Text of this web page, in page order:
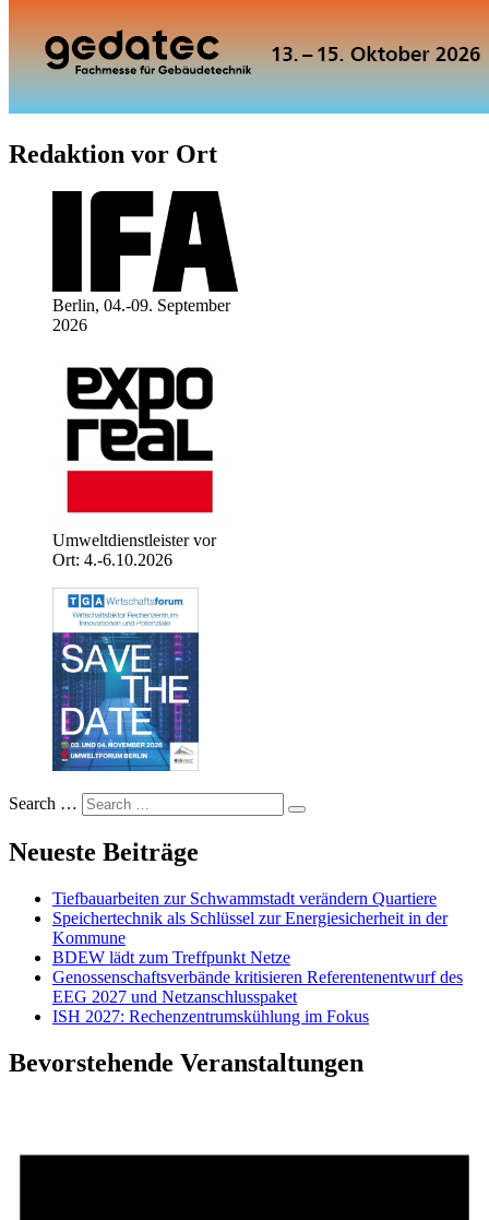
Redaktion vor Ort
Berlin, 04.-09. September
2026
Umweltdienstleister vor
Ort: 4.-6.10.2026
Search …
Neueste Beiträge
Tiefbauarbeiten zur Schwammstadt verändern Quartiere
Speichertechnik als Schlüssel zur Energiesicherheit in der
Kommune
BDEW lädt zum Treffpunkt Netze
Genossenschaftsverbände kritisieren Referentenentwurf des
EEG 2027 und Netzanschlusspaket
ISH 2027: Rechenzentrumskühlung im Fokus
Bevorstehende Veranstaltungen